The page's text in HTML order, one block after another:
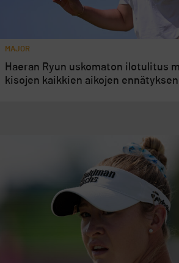
MAJOR
Haeran Ryun uskomaton ilotulitus
kisojen kaikkien aikojen ennätyksen